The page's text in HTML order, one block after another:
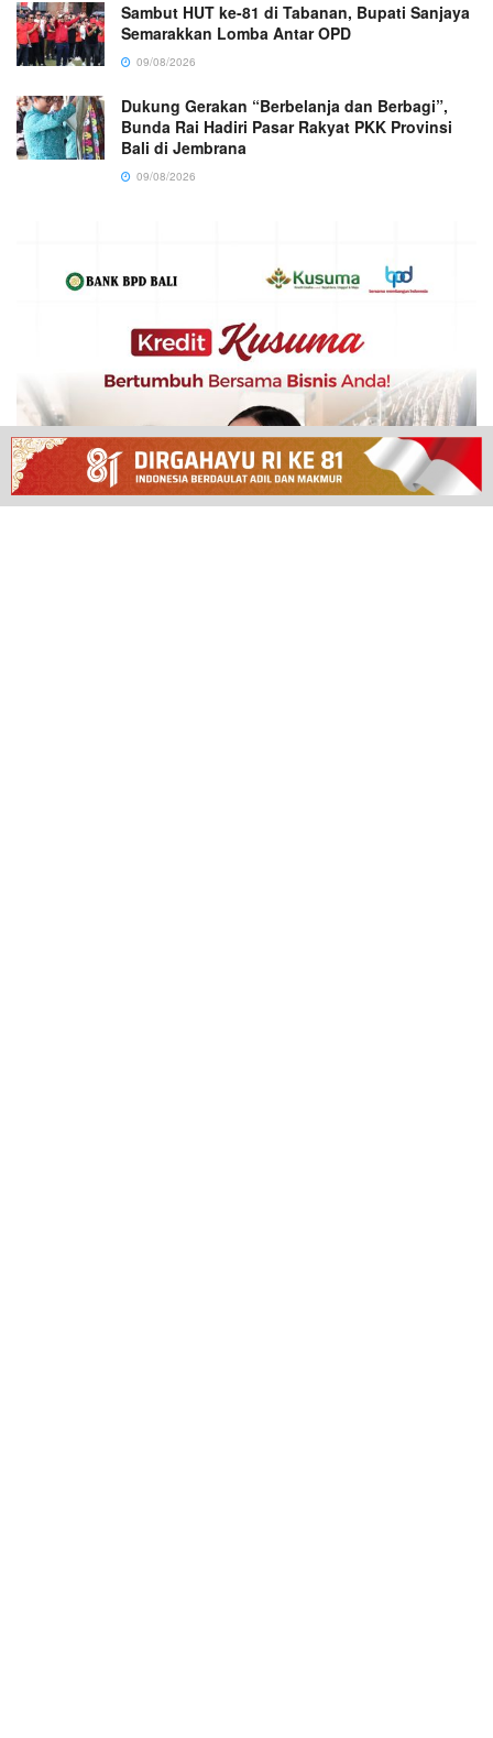
Sambut HUT ke-81 di Tabanan, Bupati Sanjaya
Semarakkan Lomba Antar OPD
09/08/2026
Dukung Gerakan “Berbelanja dan Berbagi”,
Bunda Rai Hadiri Pasar Rakyat PKK Provinsi
Bali di Jembrana
09/08/2026